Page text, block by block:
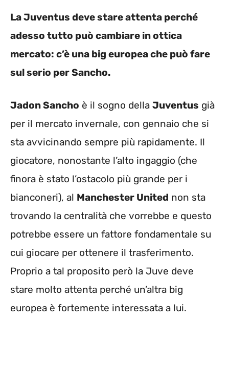
La Juventus deve stare attenta perché
adesso tutto può cambiare in ottica
mercato: c’è una big europea che può fare
sul serio per Sancho.
Jadon Sancho è il sogno della Juventus già
per il mercato invernale, con gennaio che si
sta avvicinando sempre più rapidamente. Il
giocatore, nonostante l’alto ingaggio (che
finora è stato l’ostacolo più grande per i
bianconeri), al Manchester United non sta
trovando la centralità che vorrebbe e questo
potrebbe essere un fattore fondamentale su
cui giocare per ottenere il trasferimento.
Proprio a tal proposito però la Juve deve
stare molto attenta perché un’altra big
europea è fortemente interessata a lui.